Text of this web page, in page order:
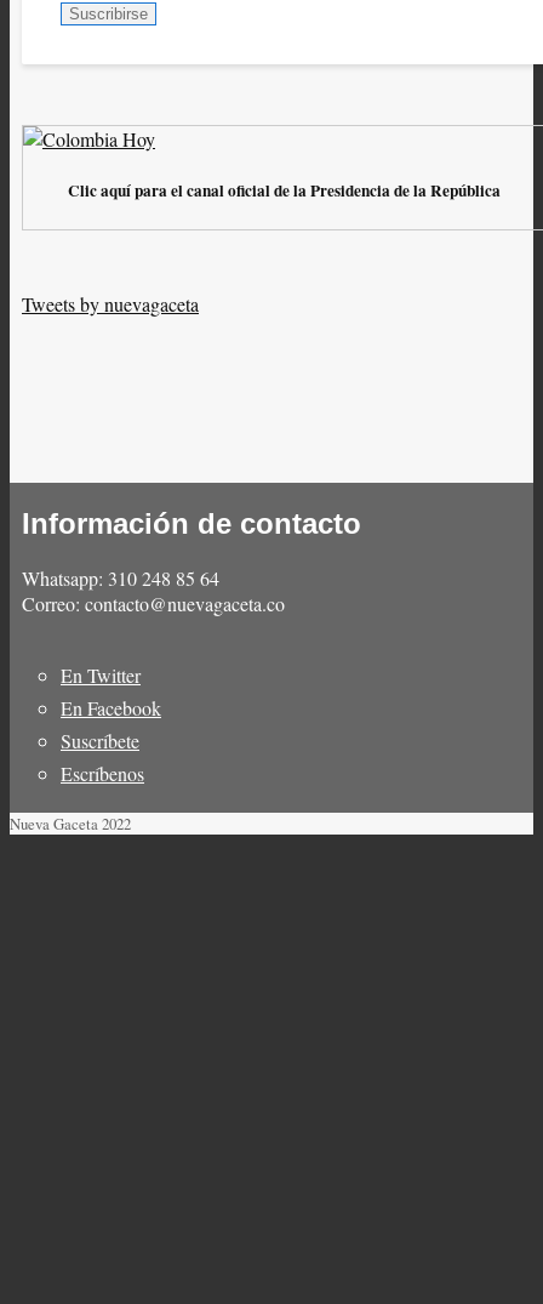
Clic aquí para el canal oficial de la Presidencia de la República
Tweets by nuevagaceta
Información de contacto
Whatsapp: 310 248 85 64
Correo: contacto@nuevagaceta.co
Menú
del
pie
En Twitter
En Facebook
Suscríbete
Escríbenos
Nueva Gaceta 2022